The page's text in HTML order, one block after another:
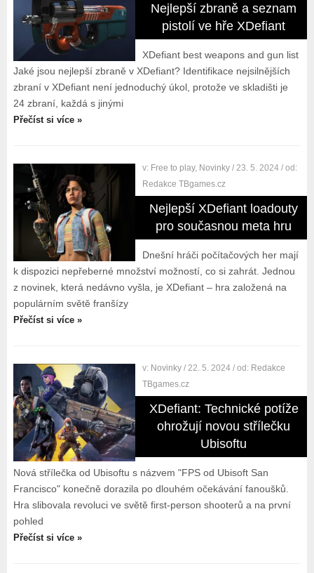
Nejlepší zbraně a seznam
pistolí ve hře XDefiant
XDefiant best weapons and gun list
Jaké jsou nejlepší zbraně v XDefiant? Identifikace nejsilnějších
zbraní v XDefiant není jednoduchý úkol, protože ve skladišti je
24 zbraní, každá s jinými
Přečíst si více »
v: Free to play, Novinky / 23. 5. 2024 / od:
Redakce TBgames.cz
Nejlepší XDefiant loadouty
pro současnou meta hru
Dnešní hráči počítačových her mají
k dispozici nepřeberné množství možností, co si zahrát. Jednou
z novinek, která nedávno vyšla, je XDefiant – hra založená na
populárním světě franšízy
Přečíst si více »
v: Novinky / 22. 5. 2024 / od: Redakce
TBgames.cz
XDefiant: Technické potíže
ohrožují novou střílečku
Ubisoftu
Nová střílečka od Ubisoftu s názvem "FPS od Ubisoft San
Francisco" konečně dorazila po dlouhém očekávání fanoušků.
Hra slibovala revoluci ve světě first-person shooterů a na první
pohled
Přečíst si více »